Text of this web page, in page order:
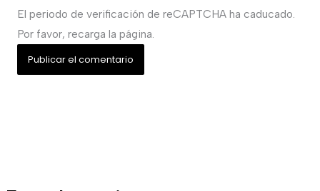
El periodo de verificación de reCAPTCHA ha caducado.
Por favor, recarga la página.